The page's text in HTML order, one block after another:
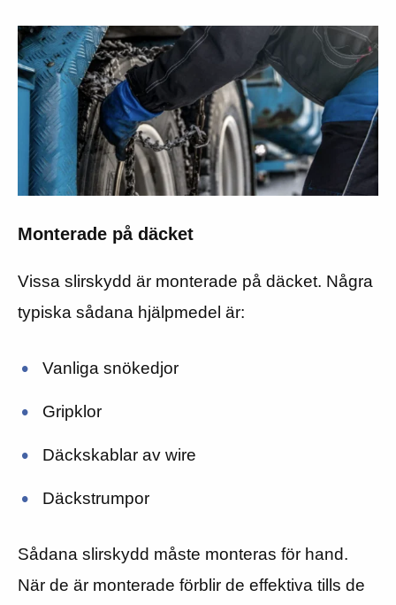
Monterade på däcket
Vissa slirskydd är monterade på däcket. Några
typiska sådana hjälpmedel är:
Vanliga snökedjor
Gripklor
Däckskablar av wire
Däckstrumpor
Sådana slirskydd måste monteras för hand.
När de är monterade förblir de effektiva tills de